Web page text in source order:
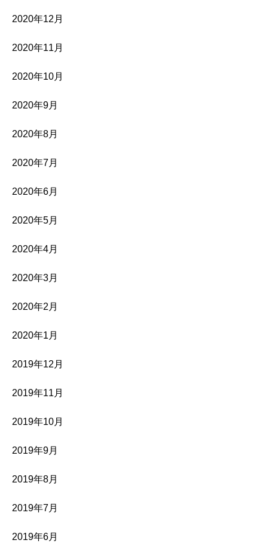
2020年12月
2020年11月
2020年10月
2020年9月
2020年8月
2020年7月
2020年6月
2020年5月
2020年4月
2020年3月
2020年2月
2020年1月
2019年12月
2019年11月
2019年10月
2019年9月
2019年8月
2019年7月
2019年6月